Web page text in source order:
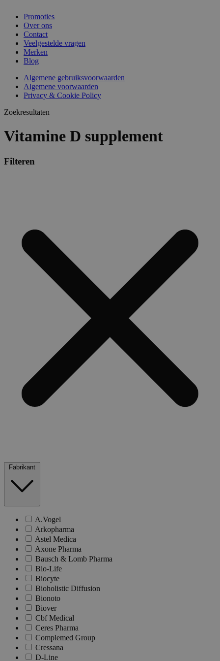
Promoties
Over ons
Contact
Veelgestelde vragen
Merken
Blog
Algemene gebruiksvoorwaarden
Algemene voorwaarden
Privacy & Cookie Policy
Zoekresultaten
Vitamine D supplement
Filteren
Fabrikant
A.Vogel
Arkopharma
Astel Medica
Axone Pharma
Bausch & Lomb Pharma
Bio-Life
Biocyte
Bioholistic Diffusion
Bionoto
Biover
Cbf Medical
Ceres Pharma
Complemed Group
Cressana
D-Line